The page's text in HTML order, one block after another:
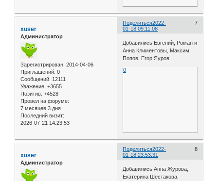
Поделиться 7
2022-
01-18 09:11:08
xuser
Администратор
Зарегистрирован: 2014-04-06
Приглашений: 0
Сообщений: 12111
Уважение: +3655
Позитив: +4528
Провел на форуме:
7 месяцев 3 дня
Последний визит:
2026-07-21 14:23:53
Добавились Евгений, Роман и
Анна Климентовы, Максим
Попов, Егор Яуров
0
Поделиться 8
2022-
01-18 23:53:31
xuser
Администратор
Добавились Анна Журова,
Екатерина Шестакова,